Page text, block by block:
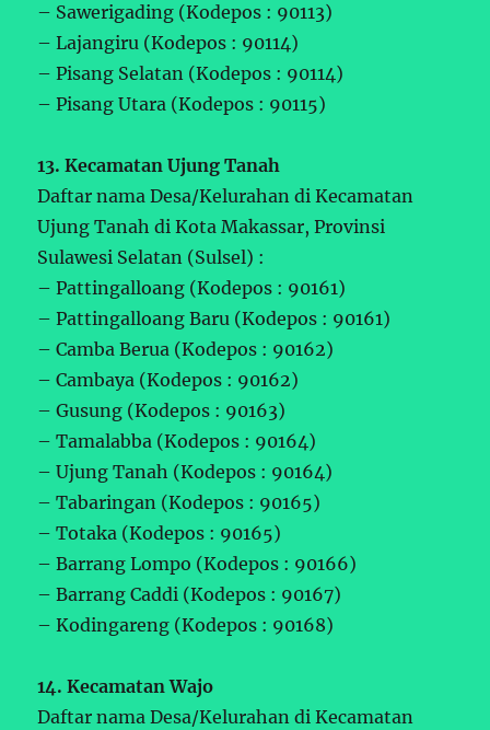
– Sawerigading (Kodepos : 90113)
– Lajangiru (Kodepos : 90114)
– Pisang Selatan (Kodepos : 90114)
– Pisang Utara (Kodepos : 90115)
13. Kecamatan Ujung Tanah
Daftar nama Desa/Kelurahan di Kecamatan
Ujung Tanah di Kota Makassar, Provinsi
Sulawesi Selatan (Sulsel) :
– Pattingalloang (Kodepos : 90161)
– Pattingalloang Baru (Kodepos : 90161)
– Camba Berua (Kodepos : 90162)
– Cambaya (Kodepos : 90162)
– Gusung (Kodepos : 90163)
– Tamalabba (Kodepos : 90164)
– Ujung Tanah (Kodepos : 90164)
– Tabaringan (Kodepos : 90165)
– Totaka (Kodepos : 90165)
– Barrang Lompo (Kodepos : 90166)
– Barrang Caddi (Kodepos : 90167)
– Kodingareng (Kodepos : 90168)
14. Kecamatan Wajo
Daftar nama Desa/Kelurahan di Kecamatan